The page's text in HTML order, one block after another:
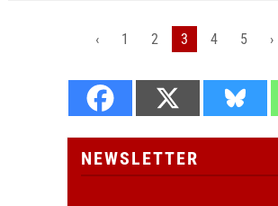
‹ 1 2 3 4 5 ›
NEWSLETTER